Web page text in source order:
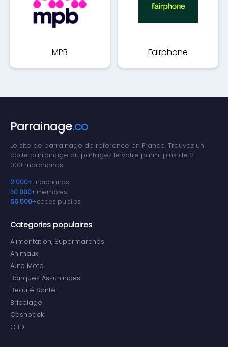
MPB Fairphone
Parrainage.co
Le site de parrainage de reference en France. Trouvez un
code parrainage ou partagez le votre parmi plus de 2
000 marchands.
2 000+ marchands
30 000+ membres
56 500+codes publies
Categories populaires
Alimentation, Supermarchés
Animaux
Auto Moto
Banques Assurances
Beauté Santé
Bricolage
Cashback
CBD